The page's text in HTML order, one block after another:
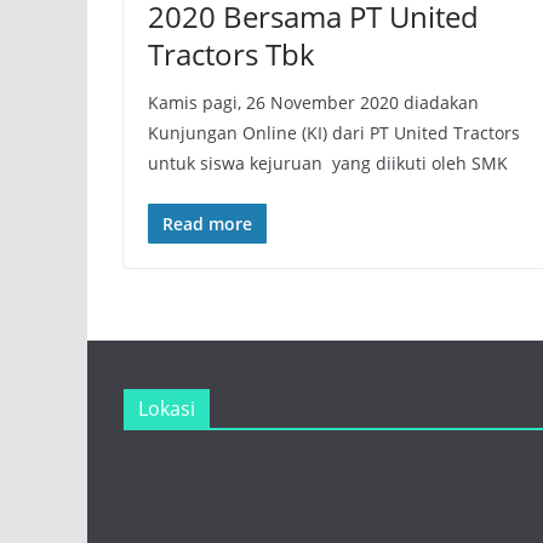
2020 Bersama PT United
Tractors Tbk
Kamis pagi, 26 November 2020 diadakan
Kunjungan Online (KI) dari PT United Tractors
untuk siswa kejuruan yang diikuti oleh SMK
Read more
Lokasi